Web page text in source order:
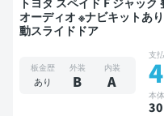
オーディオ ※ナビキットあ
動スライドドア
板金歴
あり
外装
B
内装
A
支
本
30